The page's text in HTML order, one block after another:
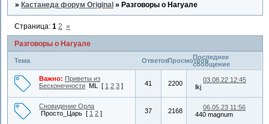
» Кастанеда форум Original » Разговоры о Нагуале
Разговоры о Нагуале
Страница:1 2 »
Тема ОтветовПросмотровПоследнее
сообщение
Важно: Приветы из
Бесконечности ML [ 1 2 3 ] 41 2200
03.08.22 12:45
lkj
Сновидение Орла
Просто_Царь [ 1 2 ] 37 2168
06.05.23 11:56
440 magnum